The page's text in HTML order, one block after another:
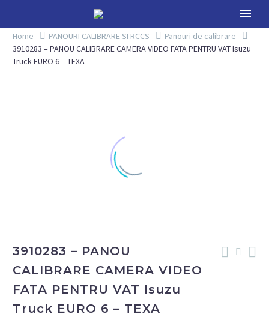
Home PANOURI CALIBRARE SI RCCS
Panouri de calibrare
3910283 – PANOU CALIBRARE CAMERA VIDEO FATA PENTRU VAT Isuzu
Truck EURO 6 – TEXA
3910283 – PANOU
CALIBRARE CAMERA VIDEO
FATA PENTRU VAT Isuzu
Truck EURO 6 – TEXA